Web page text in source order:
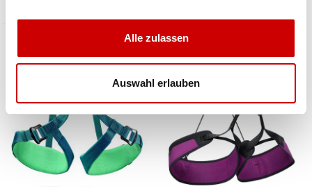
Alle zulassen
Auswahl erlauben